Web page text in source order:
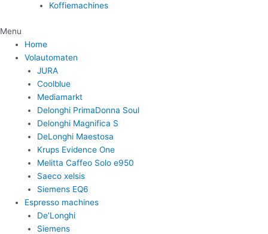
Koffiemachines
Menu
Home
Volautomaten
JURA
Coolblue
Mediamarkt
Delonghi PrimaDonna Soul
Delonghi Magnifica S
DeLonghi Maestosa
Krups Evidence One
Melitta Caffeo Solo e950
Saeco xelsis
Siemens EQ6
Espresso machines
De’Longhi
Siemens